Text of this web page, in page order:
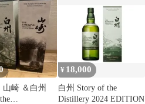
山崎 ＆白州
¥ 18,000
白州 Story of the
Distillery 2024 EDITION